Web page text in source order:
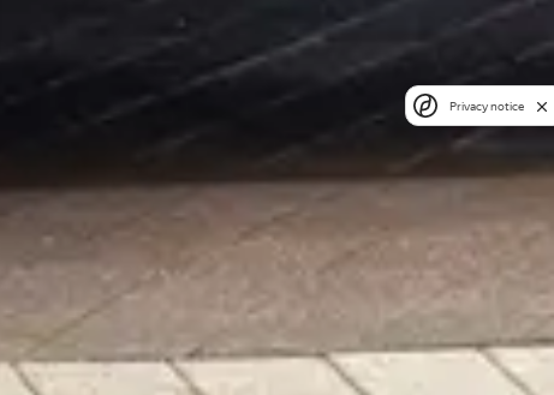
Privacy notice